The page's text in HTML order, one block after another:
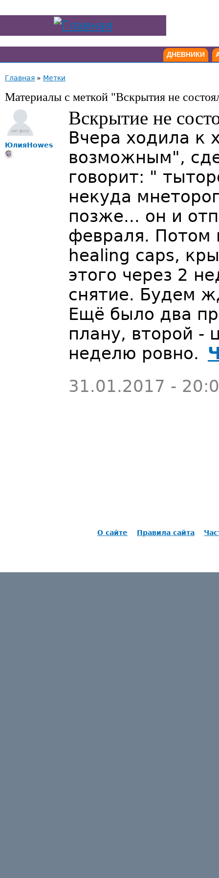
ДНЕВНИКИ
Главная » Метки
Материалы с меткой "Вскрытия не
ЮлияHowes
Вскрытие не
Вчера ходила к
возможным",
говорит: "
некуда
позже... он и
февраля. Потом
healing caps,
этого через 2
снятие. Будем
Ещё было два
плану, второй -
неделю ровно.
31.01.2017 -
О сайте Правила сайта